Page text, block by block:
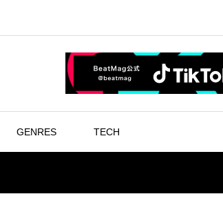
GENRES TECH